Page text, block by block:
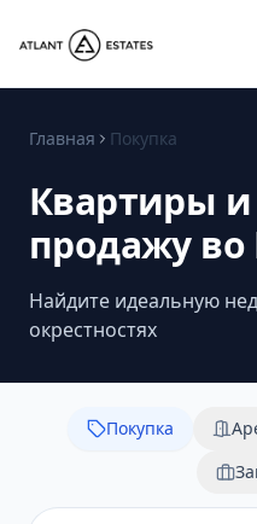
Главная Покупка
Квартиры
продажу во
Найдите идеальную
окрестностях
Покупка